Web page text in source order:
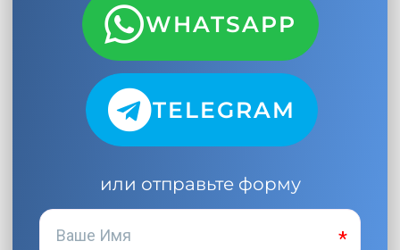
WHATSAPP
TELEGRAM
или отправьте форму